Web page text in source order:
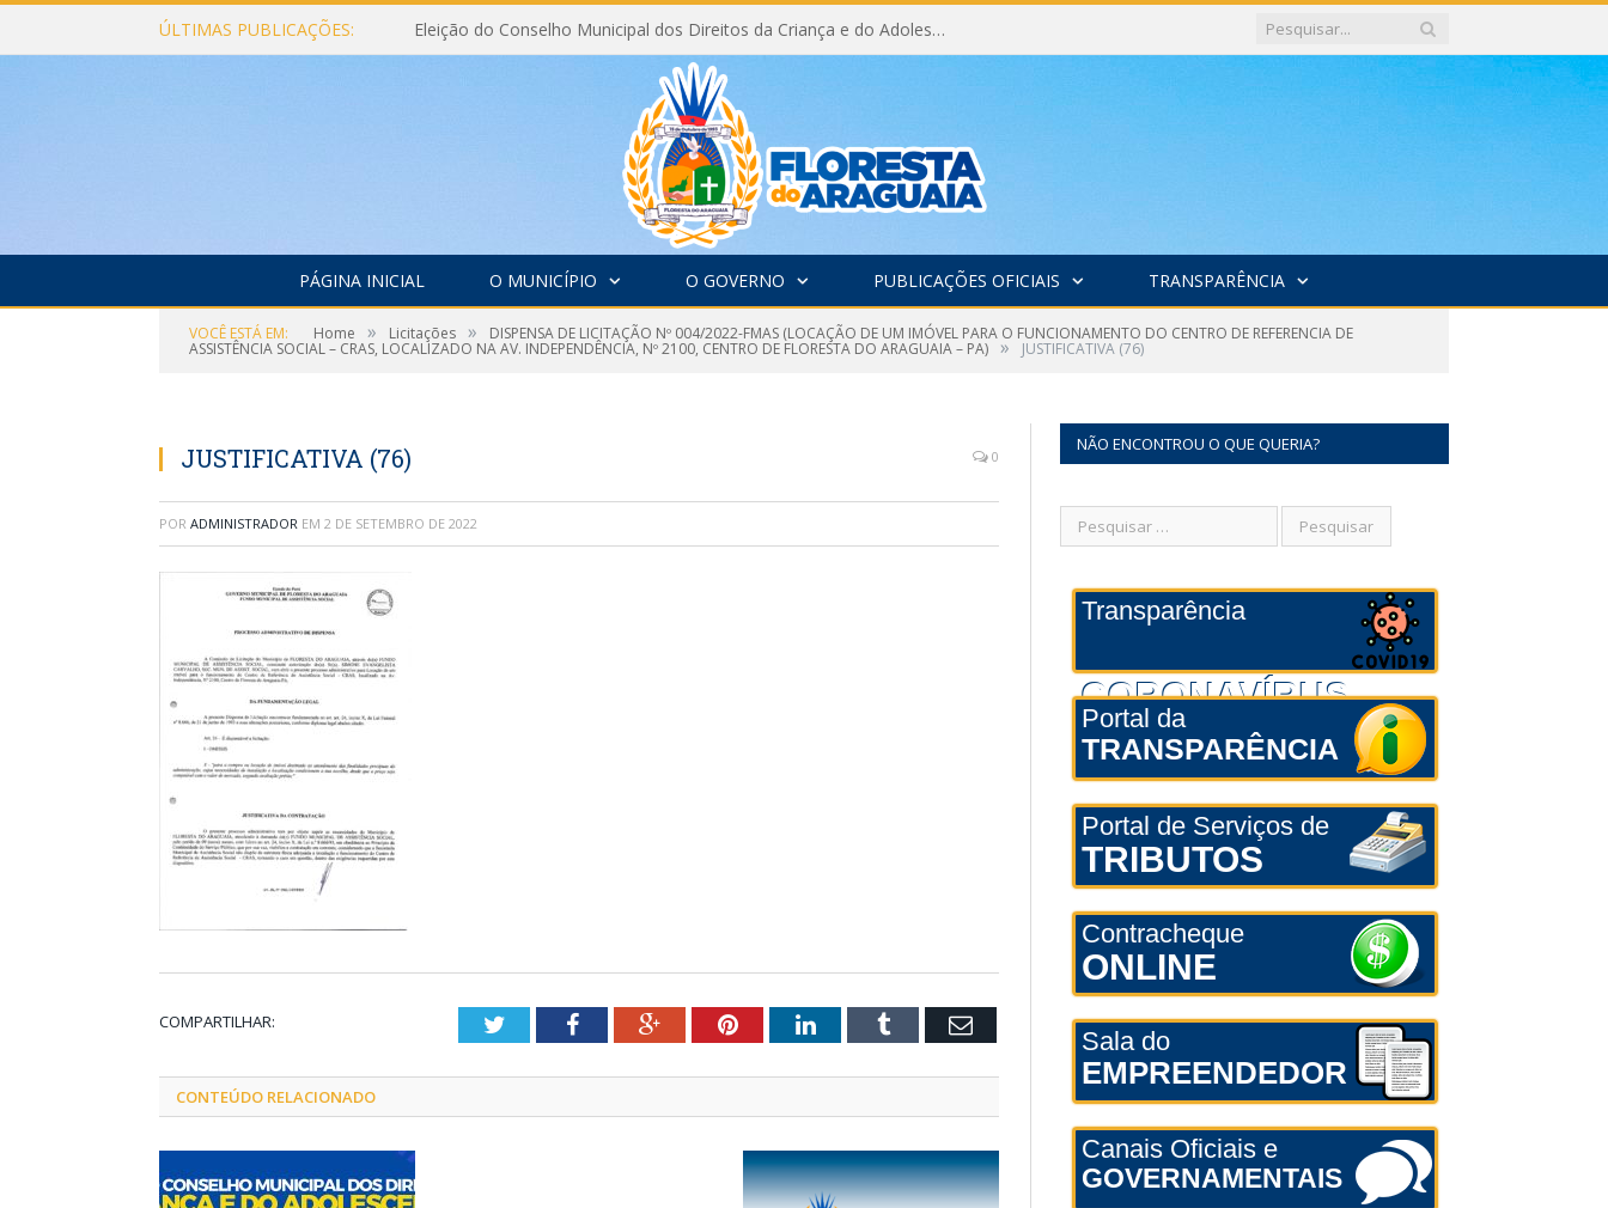
ÚLTIMAS PUBLICAÇÕES: Eleição do Conselho Municipal dos Direitos da Criança e do Adolescente CMDCA 2026
PÁGINA INICIAL O MUNICÍPIO O GOVERNO PUBLICAÇÕES OFICIAIS TRANSPARÊNCIA
VOCÊ ESTÁ EM: Home » Licitações » DISPENSA DE LICITAÇÃO Nº 004/2022-FMAS (LOCAÇÃO DE UM IMÓVEL PARA O FUNCIONAMENTO DO CENTRO DE REFERENCIA DE
ASSISTÊNCIA SOCIAL – CRAS, LOCALIZADO NA AV. INDEPENDÊNCIA, Nº 2100, CENTRO DE FLORESTA DO ARAGUAIA – PA) » JUSTIFICATIVA (76)
JUSTIFICATIVA (76) 0
POR ADMINISTRADOR EM 2 DE SETEMBRO DE 2022
COMPARTILHAR: TwitterFacebookGoogle+PinterestLinkedInTumblr Email
CONTEÚDO RELACIONADO
NÃO ENCONTROU O QUE QUERIA?
Transparência
CORONAVÍRUS
Portal da
TRANSPARÊNCIA
Portal de Serviços de
TRIBUTOS
Contracheque
ONLINE
Sala do
EMPREENDEDOR
Canais Oficiais e
GOVERNAMENTAIS